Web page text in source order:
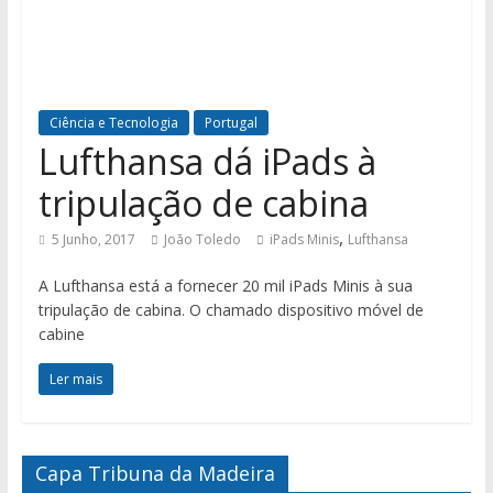
Ciência e Tecnologia Portugal
Lufthansa dá iPads à
tripulação de cabina
5 Junho, 2017 João Toledo iPads Minis, Lufthansa
A Lufthansa está a fornecer 20 mil iPads Minis à sua
tripulação de cabina. O chamado dispositivo móvel de
cabine
Ler mais
Capa Tribuna da Madeira